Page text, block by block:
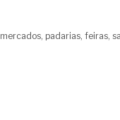
padarias, feiras,